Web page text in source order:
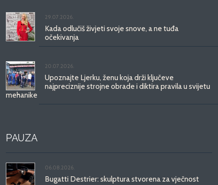
29.07.2026.
Kada odlučiš živjeti svoje snove, a ne tuđa
očekivanja
20.07.2026.
Upoznajte Ljerku, ženu koja drži ključeve
najpreciznije strojne obrade i diktira pravila u svijetu
mehanike
PAUZA
06.08.2026.
Bugatti Destrier: skulptura stvorena za vječnost